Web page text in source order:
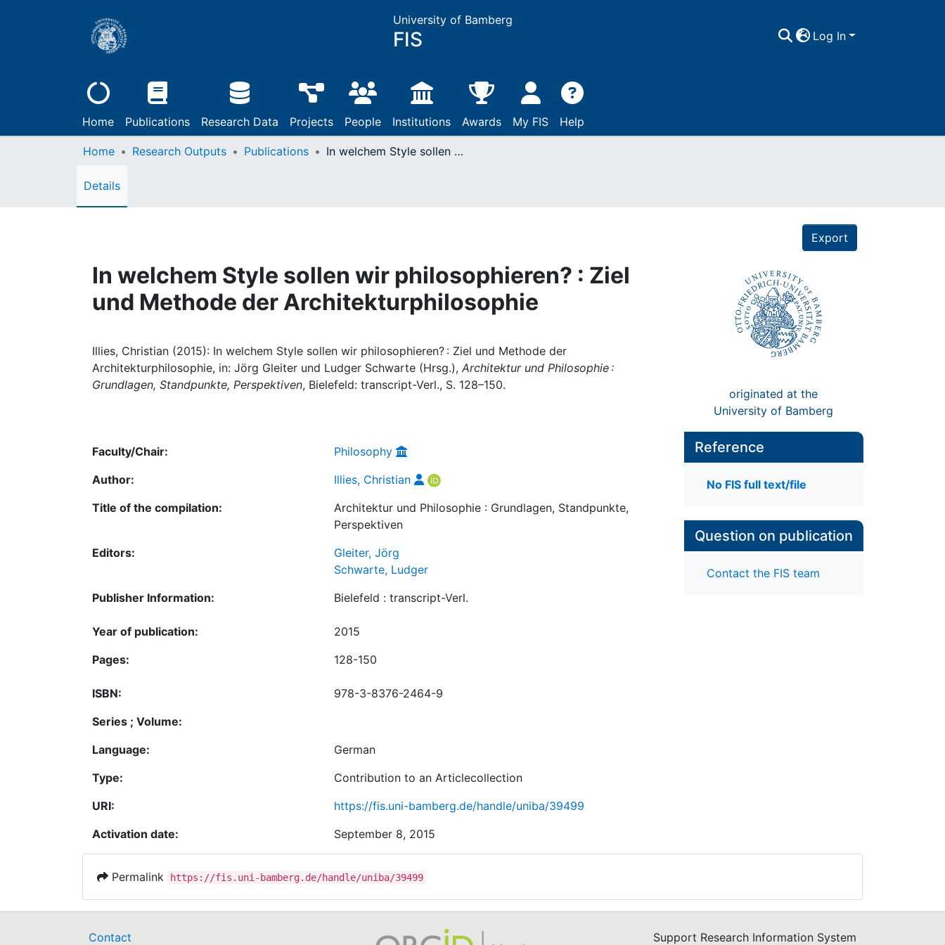
University of Bamberg
FIS Log In
Home Publications Research Data Projects People Institutions Awards My FIS Help
Home Research Outputs Publications In welchem Style sollen wir philosophieren? : Ziel und Methode der Architekturphilosophie
Details
Export
In welchem Style sollen wir philosophieren? : Ziel
und Methode der Architekturphilosophie
Illies, Christian (2015): In welchem Style sollen wir philosophieren? : Ziel und Methode der
Architekturphilosophie, in: Jörg Gleiter und Ludger Schwarte (Hrsg.), Architektur und Philosophie :
Grundlagen, Standpunkte, Perspektiven, Bielefeld: transcript-Verl., S. 128–150.
originated at the
University of Bamberg
Faculty/Chair:
Philosophy
Author:
Illies, Christian
Title of the compilation:
Architektur und Philosophie : Grundlagen, Standpunkte,
Perspektiven
Editors:
Gleiter, Jörg
Schwarte, Ludger
Publisher Information:
Bielefeld : transcript-Verl.
Year of publication:
2015
Pages:
128-150
ISBN:
978-3-8376-2464-9
Series ; Volume:
Language:
German
Type:
Contribution to an Articlecollection
URI:
https://fis.uni-bamberg.de/handle/uniba/39499
Activation date:
September 8, 2015
Reference
No FIS full text/file
Question on publication
Contact the FIS team
Permalink https://fis.uni-bamberg.de/handle/uniba/39499
Contact Support Research Information System